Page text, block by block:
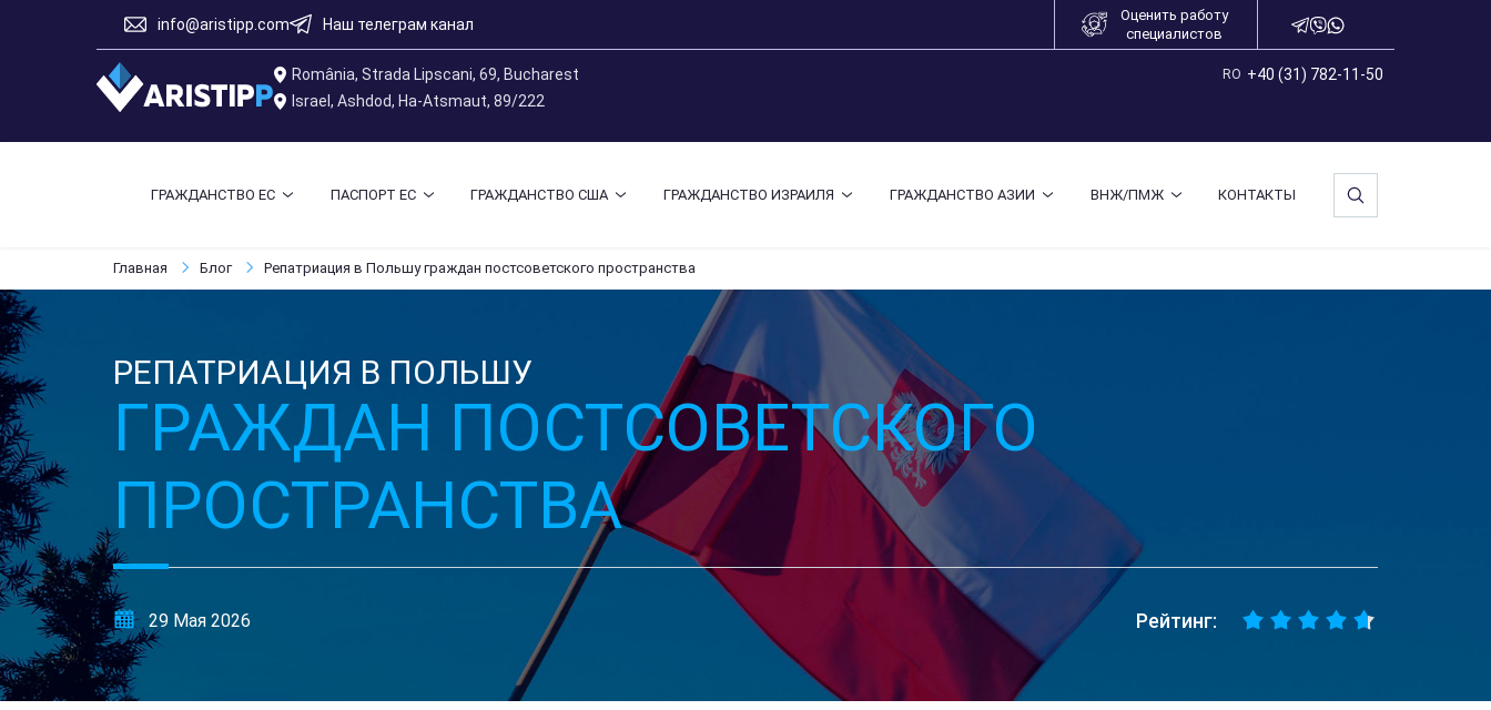
info@aristipp.com Наш телеграм канал
Оценить работу
специалистов
România, Strada Lipscani, 69, Bucharest
Israel, Ashdod, Ha-Atsmaut, 89/222
RO +40 (31) 782-11-50
ГРАЖДАНСТВО ЕС ПАСПОРТ ЕС ГРАЖДАНСТВО США ГРАЖДАНСТВО ИЗРАИЛЯ ГРАЖДАНСТВО АЗИИ ВНЖ/ПМЖ КОНТАКТЫ
Главная Блог Репатриация в Польшу граждан постсоветского пространства
РЕПАТРИАЦИЯ В ПОЛЬШУ
ГРАЖДАН ПОСТСОВЕТСКОГО
ПРОСТРАНСТВА
29 Мая 2026 Рейтинг: